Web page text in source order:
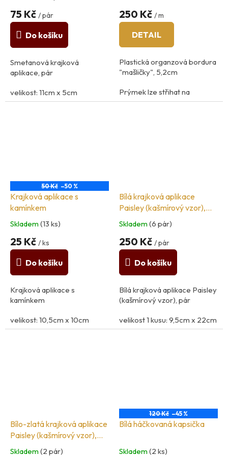
75 Kč / pár
Do košíku
Smetanová krajková
aplikace, pár
velikost: 11cm x 5cm
250 Kč / m
DETAIL
Plastická organzová bordura
"mašličky", 5,2cm
Prýmek lze střihat na
jednotné mašličky a používat
50 Kč –50 %
Krajková aplikace s
kamínkem
Skladem(13 ks)
25 Kč / ks
Do košíku
Krajková aplikace s
kamínkem
velikost: 10,5cm x 10cm
Bílá krajková aplikace
Paisley (kašmírový vzor),
pár
Skladem(6 pár)
250 Kč / pár
Do košíku
Bílá krajková aplikace Paisley
(kašmírový vzor), pár
velikost 1 kusu: 9,5cm x 22cm
Bílo-zlatá krajková aplikace
Paisley (kašmírový vzor),
Skladem(2 pár)
120 Kč –45 %
Bílá háčkovaná kapsička
Skladem(2 ks)